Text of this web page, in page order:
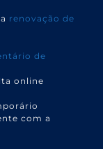
renovação de
de
online
com a